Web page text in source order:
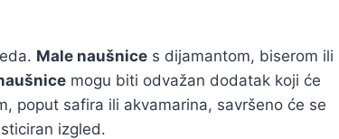
Male naušnice s dijamantom, biserom ili
mogu biti odvažan dodatak koji će
poput safira ili akvamarina, savršeno će se
izgled.